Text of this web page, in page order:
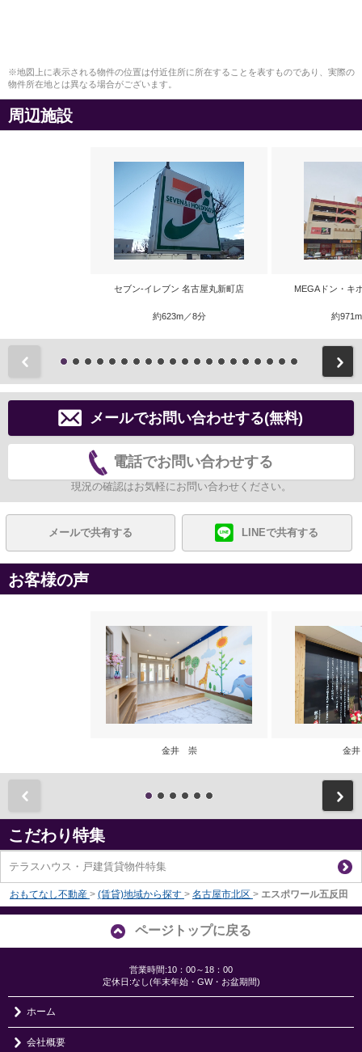
※地図上に表示される物件の位置は付近住所に所在することを表すものであり、実際の
物件所在地とは異なる場合がございます。
周辺施設
セブン-イレブン 名古屋丸新町店
約623m／8分
MEGAドン・キ
約
メールでお問い合わせする(無料)
電話でお問い合わせする
現況の確認はお気軽にお問い合わせください。
メールで共有する LINEで共有する
お客様の声
金井 崇 金
こだわり特集
テラスハウス・戸建賃貸物件特集
おもてなし不動産 > (賃貸)地域から探す > 名古屋市北区 > エスポワール五反田
ページトップに戻る
営業時間:10：00～18：00
定休日:なし(年末年始・GW・お盆期間)
ホーム
会社概要